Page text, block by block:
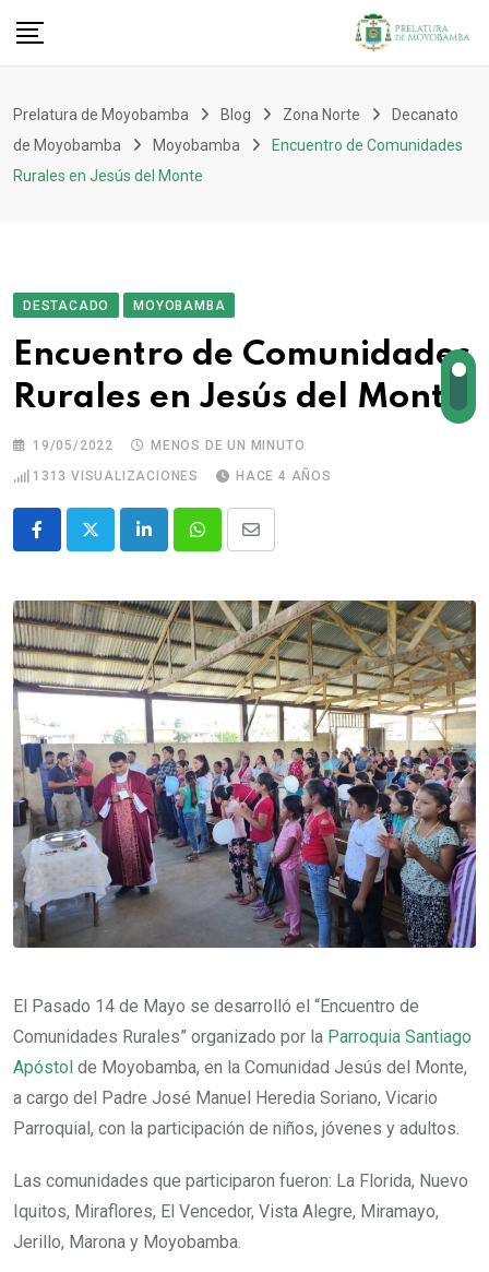
Prelatura de Moyobamba Blog Zona Norte
Decanato
de Moyobamba
Moyobamba
Encuentro de Comunidades
Rurales en Jesús del Monte
DESTACADO MOYOBAMBA
Encuentro de Comunidades
Rurales en Jesús del Monte
19/05/2022
MENOS DE UN MINUTO
1313 VISUALIZACIONES HACE 4 AÑOS
El Pasado 14 de Mayo se desarrolló el “Encuentro de
Comunidades Rurales” organizado por la Parroquia Santiago
Apóstol de Moyobamba, en la Comunidad Jesús del Monte,
a cargo del Padre José Manuel Heredia Soriano, Vicario
Parroquial, con la participación de niños, jóvenes y adultos.
Las comunidades que participaron fueron: La Florida, Nuevo
Iquitos, Miraflores, El Vencedor, Vista Alegre, Miramayo,
Jerillo, Marona y Moyobamba.